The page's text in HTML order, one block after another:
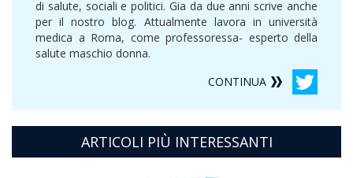
di salute, sociali e politici. Gia da due anni scrive anche
per il nostro blog. Attualmente lavora in università
medica a Roma, come professoressa- esperto della
salute maschio donna.
CONTINUA
ARTICOLI PIÙ INTERESSANTI